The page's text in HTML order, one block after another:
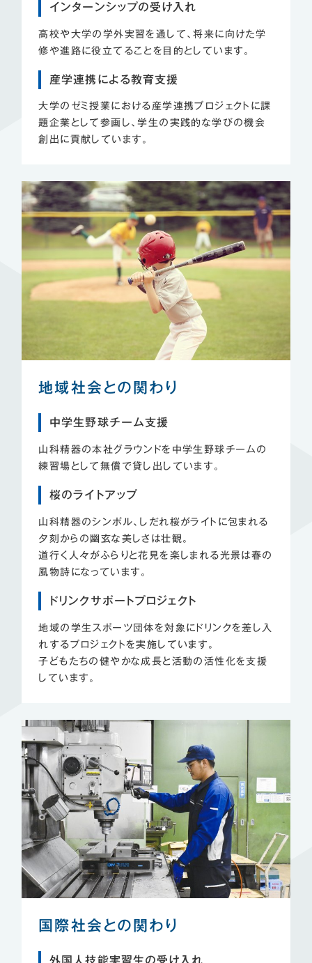
インターンシップの受け入れ
高校や大学の学外実習を通して、将来に向けた学
修や進路に役立てることを目的としています。
産学連携による教育支援
大学のゼミ授業における産学連携プロジェクトに課
題企業として参画し、学生の実践的な学びの機会
創出に貢献しています。
地域社会との関わり
中学生野球チーム支援
山科精器の本社グラウンドを中学生野球チームの
練習場として無償で貸し出しています。
桜のライトアップ
山科精器のシンボル、しだれ桜がライトに包まれる
夕刻からの幽玄な美しさは壮観。
道行く人々がふらりと花見を楽しまれる光景は春の
風物詩になっています。
ドリンクサポートプロジェクト
地域の学生スポーツ団体を対象にドリンクを差し入
れするプロジェクトを実施しています。
子どもたちの健やかな成長と活動の活性化を支援
しています。
国際社会との関わり
外国人技能実習生の受け入れ